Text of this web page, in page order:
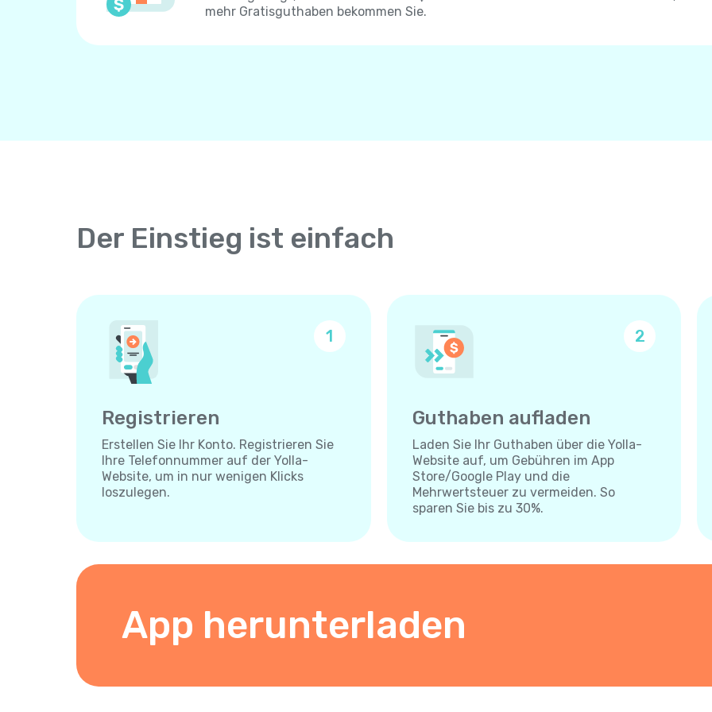
mehr Gratisguthaben bekommen Sie.
Der Einstieg ist einfach
1
Registrieren
Erstellen Sie Ihr Konto. Registrieren Sie
Ihre Telefonnummer auf der Yolla-
Website, um in nur wenigen Klicks
loszulegen.
2
Guthaben aufladen
Laden Sie Ihr Guthaben über die Yolla-
Website auf, um Gebühren im App
Store/Google Play und die
Mehrwertsteuer zu vermeiden. So
sparen Sie bis zu 30%.
App herunterladen